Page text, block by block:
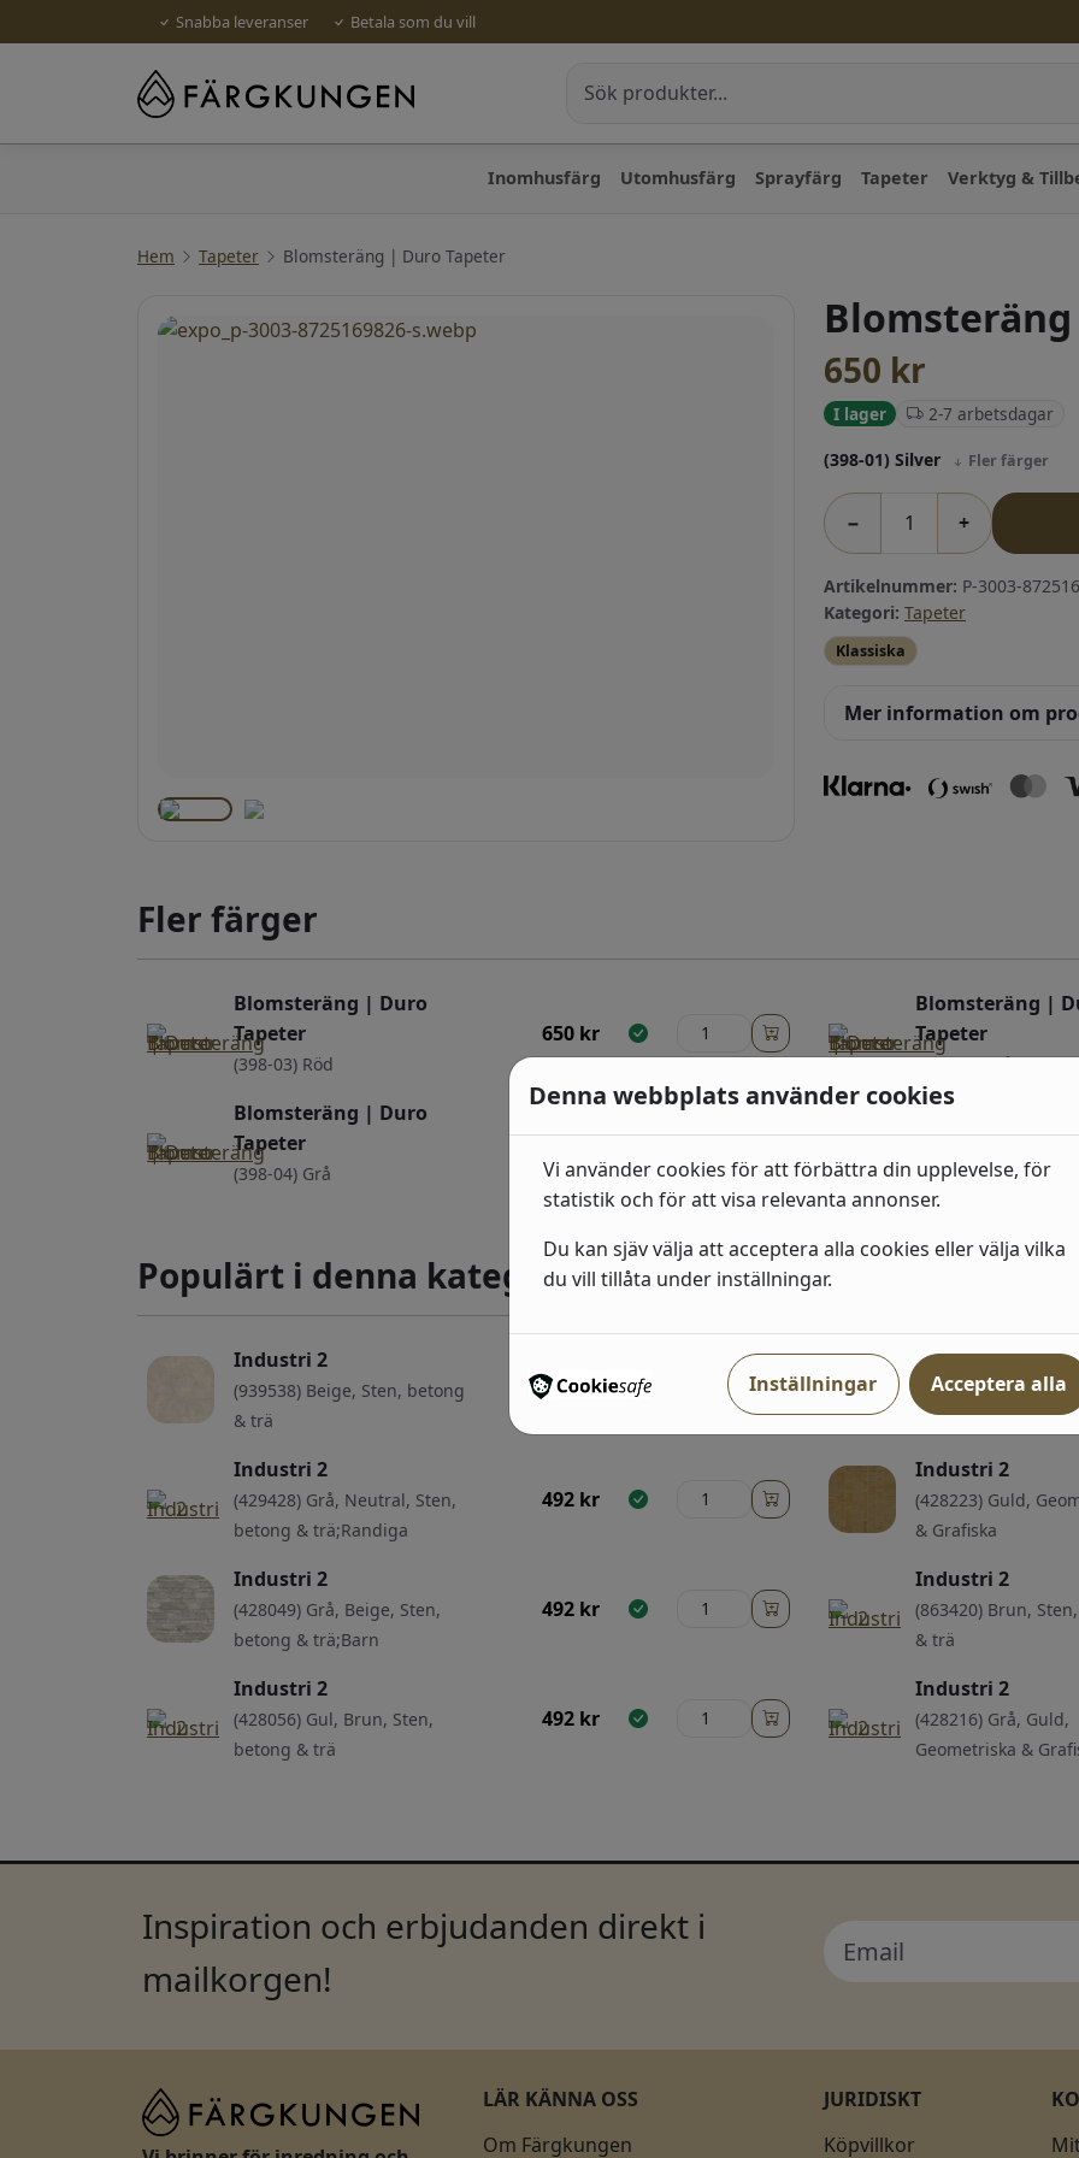
Snabba leveranser Betala som du vill
Inomhusfärg Utomhusfärg Sprayfärg Tapeter Verktyg &
Hem Tapeter Blomsteräng | Duro Tapeter
650 kr
I lager 2-7 arbetsdagar
(398-01) Silver Fler färger
− +
Artikelnummer: P-3003-
Kategori: Tapeter
Klassiska
Mer information om
Fler färger
Blomsteräng | Duro
Tapeter
(398-03) Röd
650 kr
Blomsteräng | Duro
Tapeter
(398-04) Grå
650kr
Blomsteräng |
Tapeter
(398-02) Grå
Populärt i denna kategori
Industri 2
(939538) Beige, Sten, betong
& trä
492kr
Industri 2
(429428) Grå, Neutral, Sten,
betong & trä;Randiga
492 kr
Industri 2
(428049) Grå, Beige, Sten,
betong & trä;Barn
492 kr
Industri 2
(428056) Gul, Brun, Sten,
betong & trä
492 kr
Industri 2
(429237) Grå,
Enfärgade
Industri 2
(428223) Guld,
& Grafiska
Industri 2
(863420) Brun,
& trä
Industri 2
(428216) Grå, Guld,
Geometriska &
Inspiration och erbjudanden direkt i
mailkorgen!
LÄR KÄNNA OSS
Om Färgkungen
JURIDISKT
Köpvillkor
Denna webbplats använder cookies
Vi använder cookies för att förbättra din upplevelse, för
statistik och för att visa relevanta annonser.
Du kan sjäv välja att acceptera alla cookies eller välja vilka
du vill tillåta under inställningar.
Inställningar Acceptera alla